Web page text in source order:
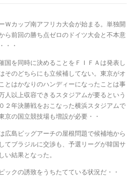
Ｗカップ南アフリカ大会が始まる。単独開
ら前回の勝ち点ゼロのドイツ大会と不本意
・・
国を同時に決めることをＦＩＦＡは発表し
そのどちらにも立候補してない。東京がオ
とはかなりのハンディーになったことは事
人以上収容できるスタジアムが要るという
２年決勝戦をおこなった横浜スタジアムで
京の国立競技場も増設が必要・・
広島ビッグアーチの屋根問題で候補地から
てブラジルに交渉も、予選リーグが韓国サ
結果となった。
ックの誘致をうちたてている状況だ・・